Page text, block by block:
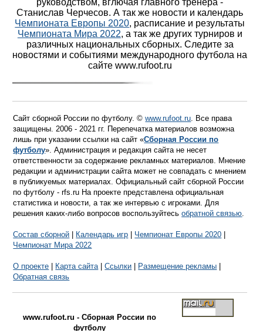
Станислав Черчесов. А так же новости и календарь
Чемпионата Европы 2020, расписание и результаты
Чемпионата Мира 2022, а так же других турниров и
различных национальных сборных. Следите за
новостями и событиями международного футбола на
сайте www.rufoot.ru
Сайт сборной России по футболу. ©www.rufoot.ru. Все права
защищены. 2006 - 2021 гг. Перепечатка материалов возможна
лишь при указании ссылки на сайт «Сборная России по
футболу». Администрация и редакция сайта не несет
ответственности за содержание рекламных материалов. Мнение
редакции и администрации сайта может не совпадать с мнением
в публикуемых материалах. Официальный сайт сборной России
по футболу - rfs.ru На проекте представлена официальная
статистика и новости, а так же интервью с игроками. Для
решения каких-либо вопросов воспользуйтесьобратной связью.
Состав сборной Календарь игр Чемпионат Европы 2020
Чемпионат Мира 2022
О проекте Карта сайта|Ссылки Размещение рекламы
Обратная связь
www.rufoot.ru - Сборная России по
футболу